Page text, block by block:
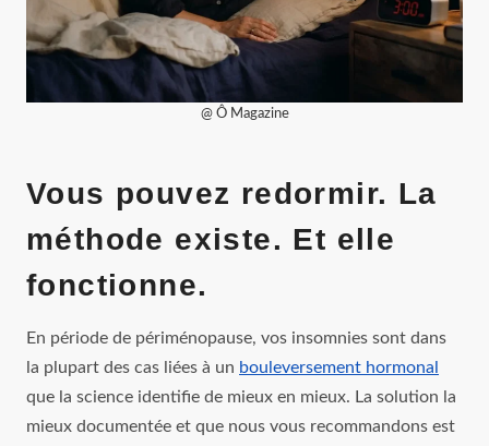
@ Ô Magazine
Vous pouvez redormir. La
méthode existe. Et elle
fonctionne.
En période de périménopause, vos insomnies sont dans
la plupart des cas liées à un bouleversement hormonal
que la science identifie de mieux en mieux. La solution la
mieux documentée et que nous vous recommandons est